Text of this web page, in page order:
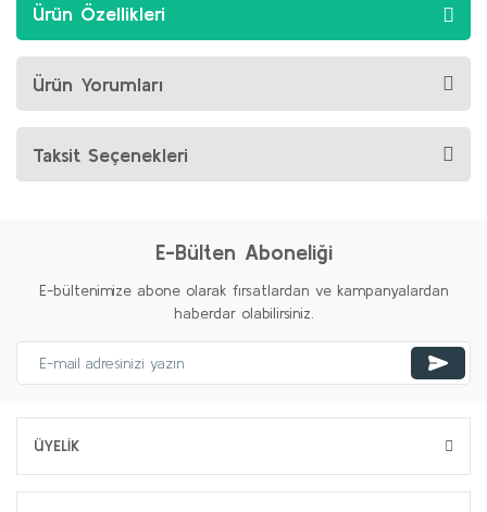
Ürün Özellikleri
Ürün Yorumları
Taksit Seçenekleri
E-Bülten Aboneliği
E-bültenimize abone olarak fırsatlardan ve kampanyalardan
haberdar olabilirsiniz.
ÜYELİK